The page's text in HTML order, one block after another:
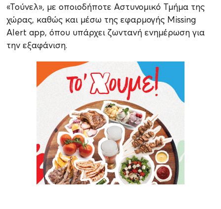
«Τούνελ», με οποιοδήποτε Αστυνομικό Τμήμα της
χώρας, καθώς και μέσω της εφαρμογής Missing
Alert app, όπου υπάρχει ζωντανή ενημέρωση για
την εξαφάνιση.